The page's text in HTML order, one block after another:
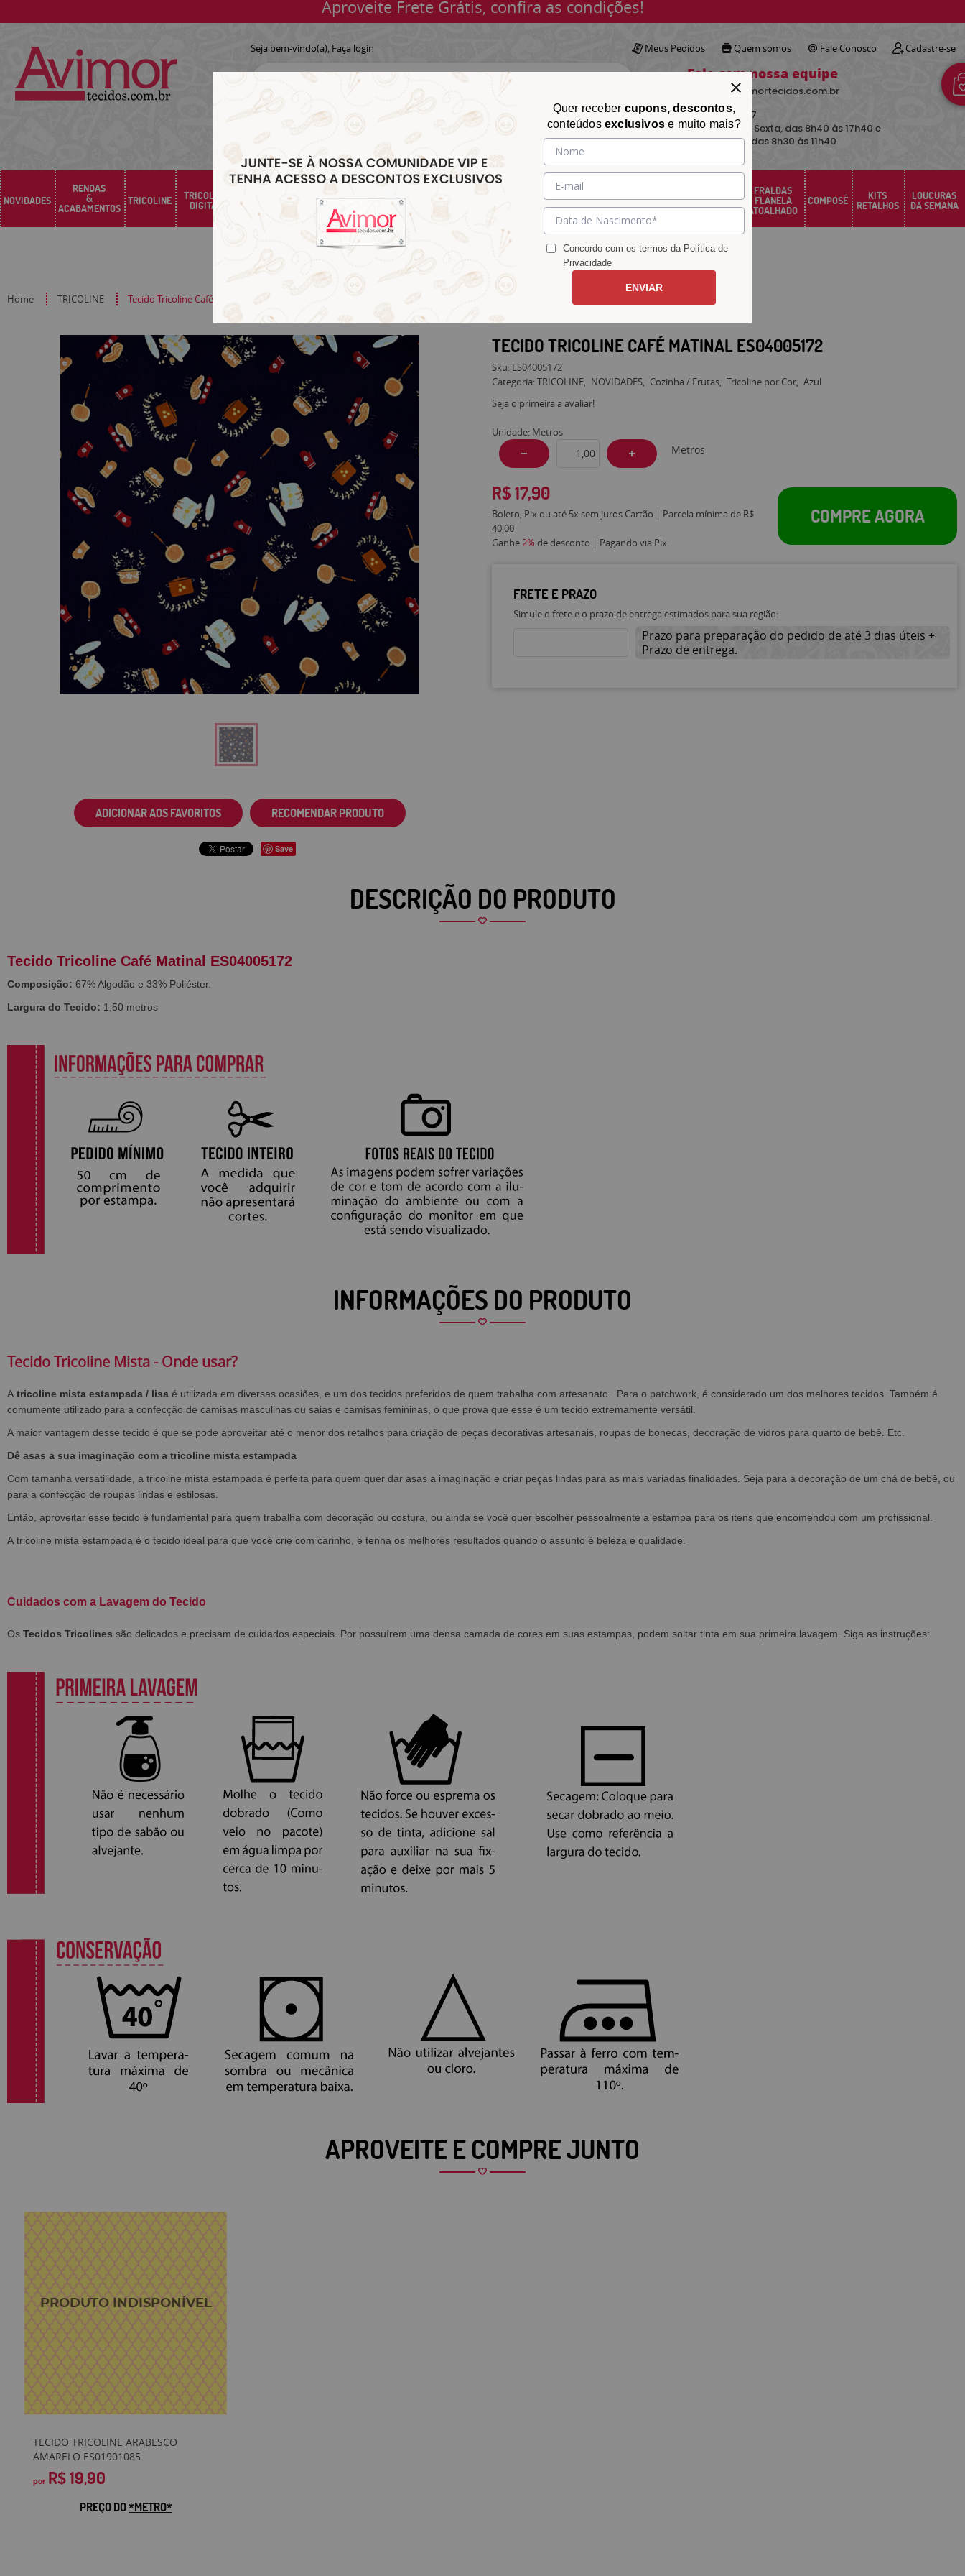
Aproveite Frete Grátis, confira as condições!
Seja bem-vindo(a), Faça login Meus Pedidos Quem somos Fale Conosco Cadastre-se
Fale com nossa equipe
contato@avimortecidos.com.br
(34)3219-5157
De Segunda a Sexta, das 8h40 às 17h40 e
aos sábados das 8h30 às 11h40
NOVIDADES
RENDAS
&
ACABAMENTOS
TRICOLINE TRICOLINE
DIGITAL SARJA SINTÉTICOS &
CHITÃO
&
TRICÔ
TECIDOS E
AVIAMENTOS
&
ACESSÓRIOS
PARA
DECORAÇÃO
PERCAL SANTA FÉ
FRALDAS
FLANELA
ATOALHADO
COMPOSÊ KITS
RETALHOS
LOUCURAS
DA SEMANA
Home TRICOLINE Tecido Tricoline Café Matinal ES04005172
ADICIONAR AOS FAVORITOS RECOMENDAR PRODUTO
Save
TECIDO TRICOLINE CAFÉ MATINAL ES04005172
Sku: ES04005172
Categoria:TRICOLINE NOVIDADES Cozinha / Frutas Tricoline por Cor Azul
Seja o primeira a avaliar!
Unidade: Metros
Metros
R$ 17,90
Boleto, Pix ou até 5x sem juros Cartão | Parcela mínima de R$
40,00
Ganhe2% de desconto | Pagando via Pix.
COMPRE AGORA
FRETE E PRAZO
Simule o frete e o prazo de entrega estimados para sua região:
Prazo para preparação do pedido de até 3 dias úteis +
Prazo de entrega.
DESCRIÇÃO DO PRODUTO
Tecido Tricoline Café Matinal ES04005172
Composição: 67% Algodão e 33% Poliéster.
Largura do Tecido: 1,50 metros
INFORMAÇÕES DO PRODUTO
Tecido Tricoline Mista - Onde usar?
A tricoline mista estampada / lisa é utilizada em diversas ocasiões, e um dos tecidos preferidos de quem trabalha com artesanato. Para o patchwork, é considerado um dos melhores tecidos. Também é
comumente utilizado para a confecção de camisas masculinas ou saias e camisas femininas, o que prova que esse é um tecido extremamente versátil.
A maior vantagem desse tecido é que se pode aproveitar até o menor dos retalhos para criação de peças decorativas artesanais, roupas de bonecas, decoração de vidros para quarto de bebê. Etc.
Dê asas a sua imaginação com a tricoline mista estampada
Com tamanha versatilidade, a tricoline mista estampada é perfeita para quem quer dar asas a imaginação e criar peças lindas para as mais variadas finalidades. Seja para a decoração de um chá de bebê, ou
para a confecção de roupas lindas e estilosas.
Então, aproveitar esse tecido é fundamental para quem trabalha com decoração ou costura, ou ainda se você quer escolher pessoalmente a estampa para os itens que encomendou com um profissional.
A tricoline mista estampada é o tecido ideal para que você crie com carinho, e tenha os melhores resultados quando o assunto é beleza e qualidade.
Cuidados com a Lavagem do Tecido
Os Tecidos Tricolines são delicados e precisam de cuidados especiais. Por possuírem uma densa camada de cores em suas estampas, podem soltar tinta em sua primeira lavagem. Siga as instruções:
APROVEITE E COMPRE JUNTO
TECIDO TRICOLINE ARABESCO
AMARELO ES01901085
por R$ 19,90
PREÇO DO*METRO*
Quer receber cupons, descontos,
conteúdosexclusivose muito mais?
Concordo com os termos da Política de
Privacidade
ENVIAR